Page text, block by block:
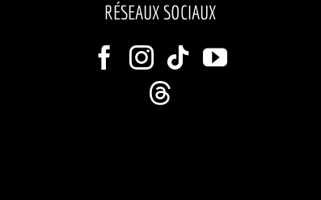
RÉSEAUX SOCIAUX